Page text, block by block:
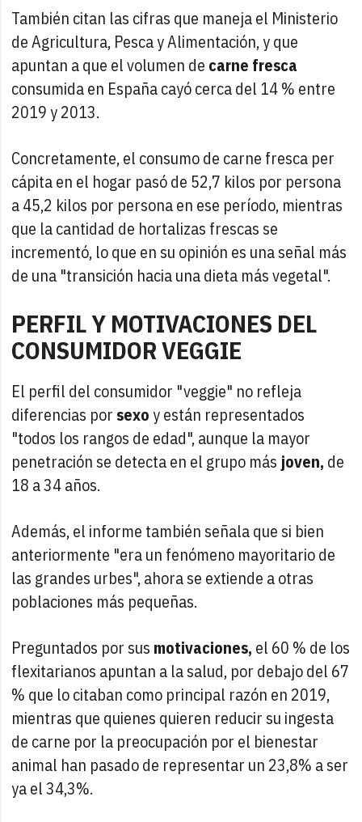
También citan las cifras que maneja el Ministerio
de Agricultura, Pesca y Alimentación, y que
apuntan a que el volumen de carne fresca
consumida en España cayó cerca del 14 % entre
2019 y 2013.
Concretamente, el consumo de carne fresca per
cápita en el hogar pasó de 52,7 kilos por persona
a 45,2 kilos por persona en ese período, mientras
que la cantidad de hortalizas frescas se
incrementó, lo que en su opinión es una señal más
de una "transición hacia una dieta más vegetal".
PERFIL Y MOTIVACIONES DEL
CONSUMIDOR VEGGIE
El perfil del consumidor "veggie" no refleja
diferencias por sexoy están representados
"todos los rangos de edad", aunque la mayor
penetración se detecta en el grupo más joven, de
18 a 34 años.
Además, el informe también señala que si bien
anteriormente "era un fenómeno mayoritario de
las grandes urbes", ahora se extiende a otras
poblaciones más pequeñas.
Preguntados por sus motivaciones, el 60 % de los
flexitarianos apuntan a la salud, por debajo del 67
% que lo citaban como principal razón en 2019,
mientras que quienes quieren reducir su ingesta
de carne por la preocupación por el bienestar
animal han pasado de representar un 23,8% a ser
ya el 34,3%.